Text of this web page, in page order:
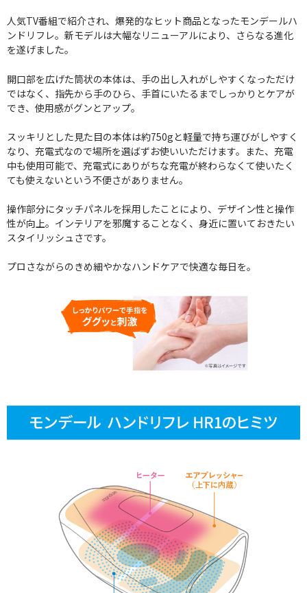
人気TV番組で紹介され、爆発的なヒット商品となったモンデールハ
ンドリフレ。新モデルは大幅なリニューアルにより、さらなる進化
を遂げました。
開口部を広げた筒状の本体は、手の出し入れがしやすくなっただけ
ではなく、指先から手のひら、手首にいたるまでしっかりとケアが
でき、使用感がグンとアップ。
スッキリとした見た目の本体は約750gと軽量で持ち運びがしやすく
なり、充電式なので場所を選ばずお使いいただけます。また、充電
中も使用可能で、充電式にありがちな充電が終わらなくて使いたく
ても使えないという不便さがありません。
操作部分にタッチパネルを採用したことにより、デザイン性と操作
性が向上。インテリアを邪魔することなく、身近に置いておきたい
スタイリッシュさです。
プロさながらのきめ細やかなハンドケアで快適な毎日を。